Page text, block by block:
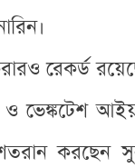
রেকর্ড
ও ভেঙ্কটেশ
করছেন